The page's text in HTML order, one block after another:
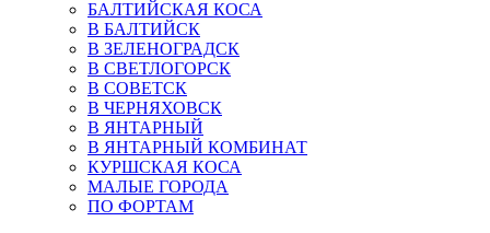
БАЛТИЙСКАЯ КОСА
В БАЛТИЙСК
В ЗЕЛЕНОГРАДСК
В СВЕТЛОГОРСК
В СОВЕТСК
В ЧЕРНЯХОВСК
В ЯНТАРНЫЙ
В ЯНТАРНЫЙ КОМБИНАТ
КУРШСКАЯ КОСА
МАЛЫЕ ГОРОДА
ПО ФОРТАМ